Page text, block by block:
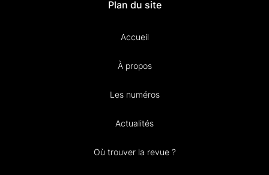
Plan du site
Accueil
À propos
Les numéros
Actualités
Où trouver la revue ?